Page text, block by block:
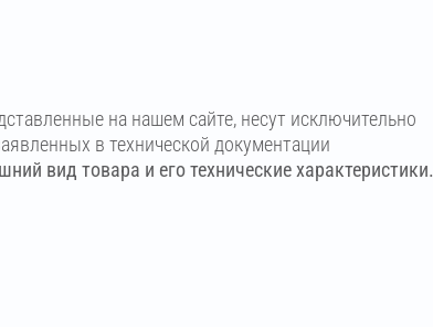
на нашем сайте, несут исключительно
в технической документации
вид товара и его технические характеристики.